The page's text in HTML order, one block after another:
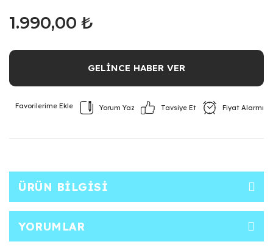
1.990,00 ₺
GELİNCE HABER VER
Yorum Yaz Tavsiye Et Fiyat Alarmı
ÜRÜN BILGISI
YORUMLAR